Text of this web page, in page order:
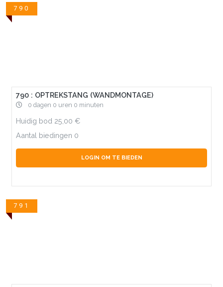
790
790 : OPTREKSTANG (WANDMONTAGE)
0 dagen 0 uren 0 minuten
Huidig bod 25,00
Aantal biedingen 0
LOGIN OM TE BIEDEN
791